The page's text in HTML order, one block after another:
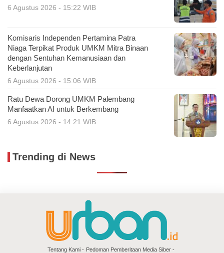
6 Agustus 2026 - 15:22 WIB
Komisaris Independen Pertamina Patra
Niaga Terpikat Produk UMKM Mitra Binaan
dengan Sentuhan Kemanusiaan dan
Keberlanjutan
6 Agustus 2026 - 15:06 WIB
Ratu Dewa Dorong UMKM Palembang
Manfaatkan AI untuk Berkembang
6 Agustus 2026 - 14:21 WIB
Trending di News
Tentang Kami Pedoman Pemberitaan Media Siber